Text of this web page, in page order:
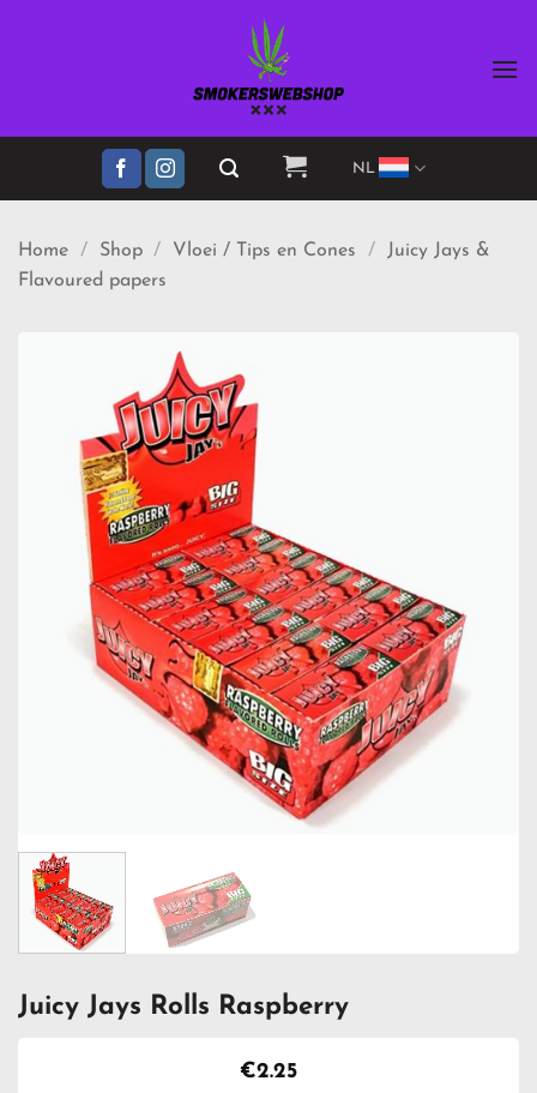
NL
Home / Shop / Vloei / Tips en Cones /
Juicy Jays &
Flavoured papers
Juicy Jays Rolls Raspberry
€2.25